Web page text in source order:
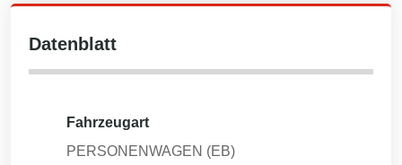
Datenblatt
Fahrzeugart
PERSONENWAGEN (EB)